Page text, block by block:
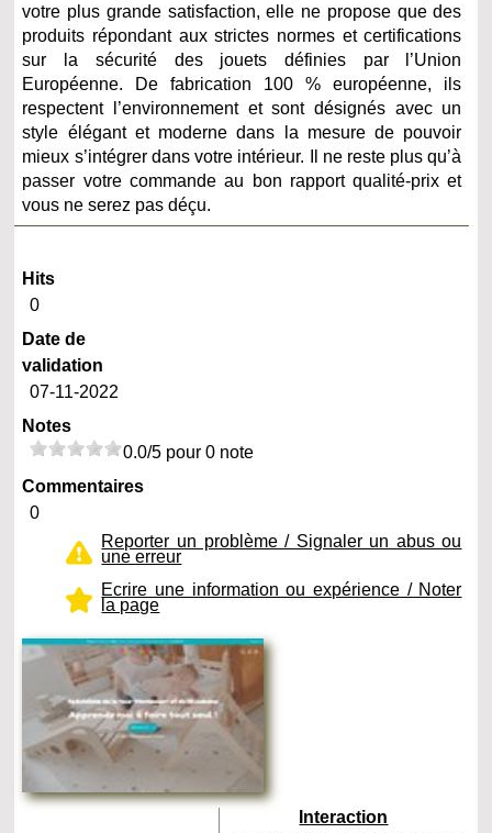
votre plus grande satisfaction, elle ne propose que des
produits répondant aux strictes normes et certifications
sur la sécurité des jouets définies par l’Union
Européenne. De fabrication 100 % européenne, ils
respectent l’environnement et sont désignés avec un
style élégant et moderne dans la mesure de pouvoir
mieux s’intégrer dans votre intérieur. Il ne reste plus qu’à
passer votre commande au bon rapport qualité-prix et
vous ne serez pas déçu.
Hits
0
Date de
validation
07-11-2022
Notes
0.0/5 pour 0 note
Commentaires
0
Reporter un problème / Signaler un abus ou
une erreur
Ecrire une information ou expérience / Noter
la page
Interaction